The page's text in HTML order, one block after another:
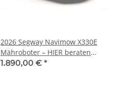
2026 Segway Navimow X330E
Mähroboter – HIER beraten
lassen und bestellen !
1.890,00 € *